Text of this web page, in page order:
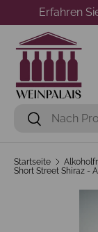
Direkt zum
Erfahren
Suchen
Suchen
Startseite
Short Street Shiraz -